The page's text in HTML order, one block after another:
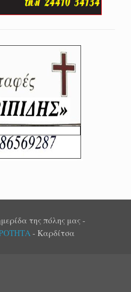
της πόλης μας -
- Καρδίτσα